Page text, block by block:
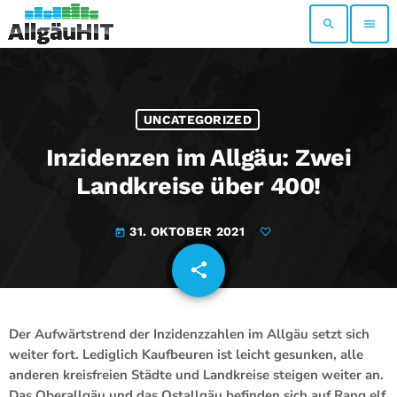
search menu
UNCATEGORIZED
Inzidenzen im Allgäu: Zwei
Landkreise über 400!
today 31. OKTOBER 2021
share
email
Der Aufwärtstrend der Inzidenzzahlen im Allgäu setzt sich
weiter fort. Lediglich Kaufbeuren ist leicht gesunken, alle
anderen kreisfreien Städte und Landkreise steigen weiter an.